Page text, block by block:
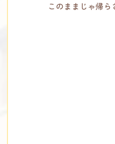
このままじゃ帰